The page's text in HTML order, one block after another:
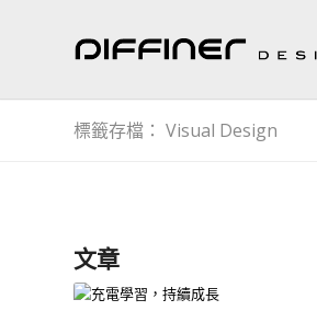
標籤存檔： Visual Design
文章